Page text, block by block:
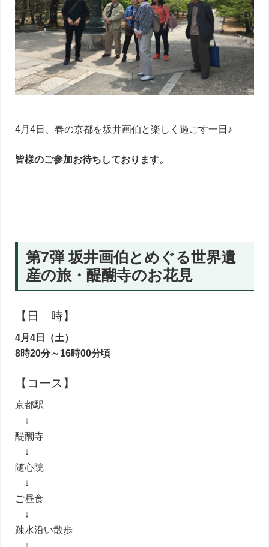
4月4日、春の京都を坂井画伯と楽しく過ごす一日♪
皆様のご参加お待ちしております。
第7弾 坂井画伯とめぐる世界遺
産の旅・醍醐寺のお花見
【日 時】
4月4日（土）
8時20分～16時00分頃
【コース】
京都駅
↓
醍醐寺
↓
随心院
↓
ご昼食
↓
疎水沿い散歩